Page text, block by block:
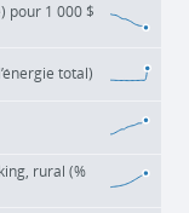
pour 1 000 $
total)
rural (%